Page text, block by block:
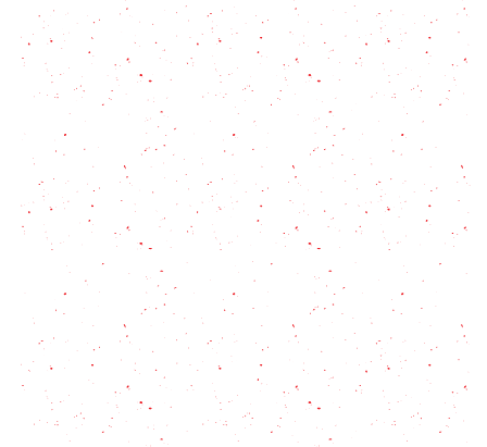
Receta de pescado al horno mediterráneo: mi
marido no lee mi blog
¡Pescado con Glamour! Mi Toma en la Merluza en
Salsa Verde
Cigalas: un crustáceo exclusivo
Gambas al ajillo, una receta básica y fácil
Chipirones encebollados: Una receta para
impresionar a cualquiera (sin esfuerzo) + 12 ideas
de acompañamientos